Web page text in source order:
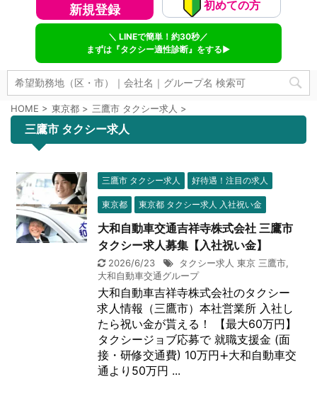
新規登録 初めての方
＼ LINEで簡単！約30秒／
まずは『タクシー適性診断』をする▶
HOME > 東京都 > 三鷹市 タクシー求人 >
三鷹市 タクシー求人
三鷹市 タクシー求人 好待遇！注目の求人
東京都 東京都 タクシー求人 入社祝い金
大和自動車交通吉祥寺株式会社 三鷹市
タクシー求人募集【入社祝い金】
2026/6/23 タクシー求人 東京 三鷹市,
大和自動車交通グループ
大和自動車吉祥寺株式会社のタクシー
求人情報（三鷹市）本社営業所 入社し
たら祝い金が貰える！ 【最大60万円】
タクシージョブ応募で 就職支援金 (面
接・研修交通費) 10万円∔大和自動車交
通より50万円 ...